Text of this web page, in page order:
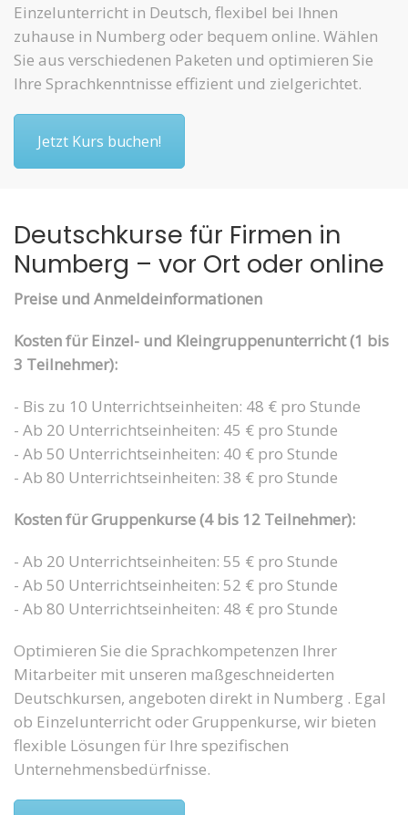
Einzelunterricht in Deutsch, flexibel bei Ihnen
zuhause in Numberg oder bequem online. Wählen
Sie aus verschiedenen Paketen und optimieren Sie
Ihre Sprachkenntnisse effizient und zielgerichtet.
Jetzt Kurs buchen!
Deutschkurse für Firmen in
Numberg – vor Ort oder online
Preise und Anmeldeinformationen
Kosten für Einzel- und Kleingruppenunterricht (1 bis
3 Teilnehmer):
- Bis zu 10 Unterrichtseinheiten: 48 € pro Stunde
- Ab 20 Unterrichtseinheiten: 45 € pro Stunde
- Ab 50 Unterrichtseinheiten: 40 € pro Stunde
- Ab 80 Unterrichtseinheiten: 38 € pro Stunde
Kosten für Gruppenkurse (4 bis 12 Teilnehmer):
- Ab 20 Unterrichtseinheiten: 55 € pro Stunde
- Ab 50 Unterrichtseinheiten: 52 € pro Stunde
- Ab 80 Unterrichtseinheiten: 48 € pro Stunde
Optimieren Sie die Sprachkompetenzen Ihrer
Mitarbeiter mit unseren maßgeschneiderten
Deutschkursen, angeboten direkt in Numberg . Egal
ob Einzelunterricht oder Gruppenkurse, wir bieten
flexible Lösungen für Ihre spezifischen
Unternehmensbedürfnisse.